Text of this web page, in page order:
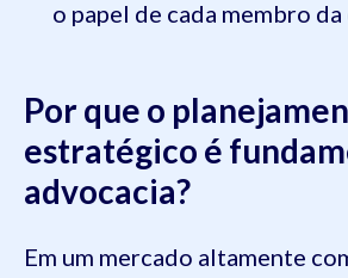
o papel de cada membro da
Por que o
estratégico é
advocacia?
Em um mercado altamente